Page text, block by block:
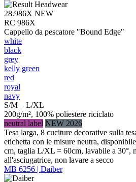
28.986X NEW
RC 986X
Cappello da pescatore "Bound Edge"
white
black
grey
kelly green
red
royal
navy
S/M – L/XL
200g/m², 100% poliestere riciclato
neutral label NEW 2026
Tesa larga, 8 cuciture decorative sulla
etichetta con le misure neutra,
cm, taglia L/XL = 60cm, lavabile a 30°,
all'asciugatrice, non lavare a secco
MB 6256 | Daiber